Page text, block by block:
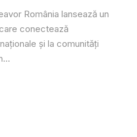
România lansează un
conectează
și la comunități